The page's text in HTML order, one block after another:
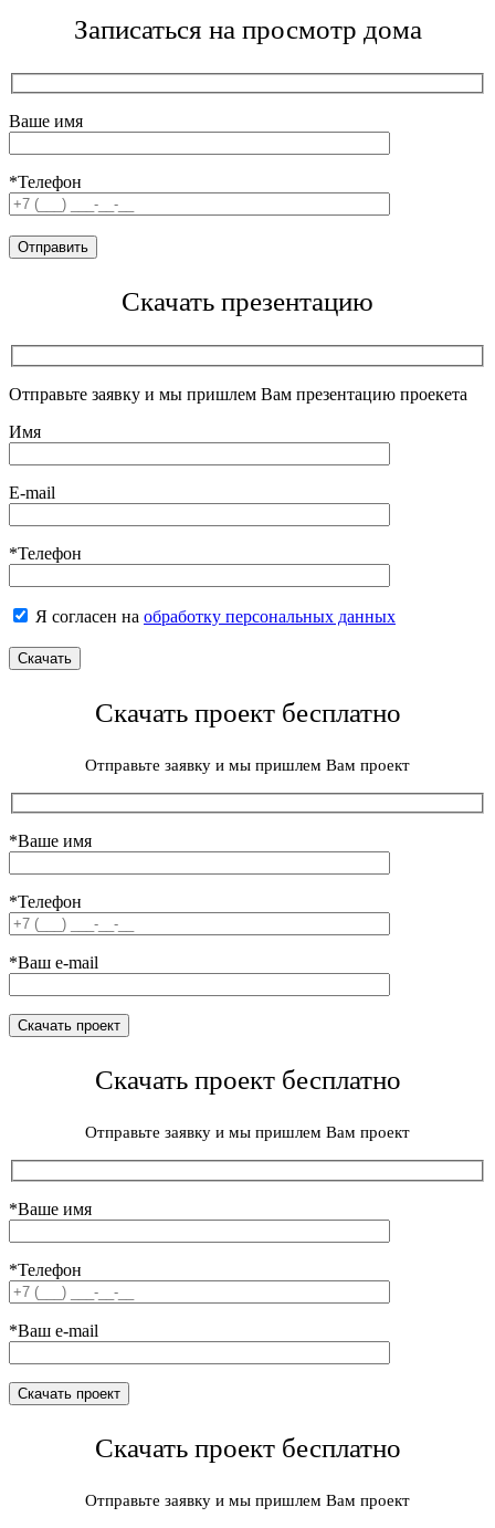
Записаться на просмотр дома
Ваше имя
*Телефон
Скачать презентацию
Отправьте заявку и мы пришлем Вам презентацию проекета
Имя
E-mail
*Телефон
Я согласен на обработку персональных данных
Скачать проект бесплатно
Отправьте заявку и мы пришлем Вам проект
*Ваше имя
*Телефон
*Ваш e-mail
Скачать проект бесплатно
Отправьте заявку и мы пришлем Вам проект
*Ваше имя
*Телефон
*Ваш e-mail
Скачать проект бесплатно
Отправьте заявку и мы пришлем Вам проект